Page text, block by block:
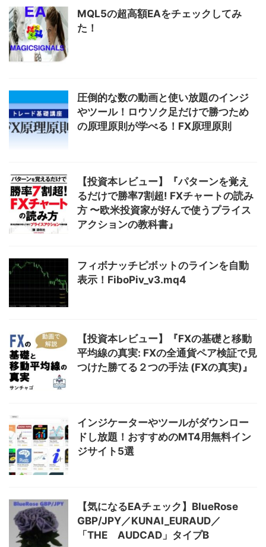
MQL5の超高額EAをチェックしてみ
た！
圧倒的な数の動画と使い放題のインジ
やツール！ロウソク足だけで勝つため
の原理原則が学べる！FX原理原則
【投資本レビュー】『パターンを覚え
るだけで勝率7割超! FXチャートの読み
方 〜欧米投資家が好んで使うプライス
アクションの教科書』
フィボナッチピボットのラインを自動
表示！FiboPiv_v3.mq4
【投資本レビュー】『FXの基礎と移動
平均線の真実: FXの全通貨ペア検証で見
つけた勝てる２つの手法 (FXの真実)』
インジケーターやツールがダウンロー
ドし放題！おすすめのMT4用無料イン
ジサイト5選
【気になるEAチェック】BlueRose
GBP/JPY／KUNAI_EURAUD／
「THE AUDCAD」タイプB